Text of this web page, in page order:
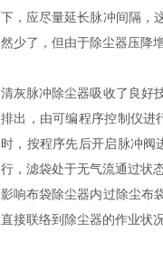
下，应尽量延长脉冲间隔，
然少了，但由于除尘器压降
清灰脉冲除尘器吸收了良好
排出，由可编程序控制仪进
时，按程序先后开启脉冲阀
行，滤袋处于无气流通过状
影响布袋除尘器内过除尘布
直接联络到除尘器的作业状